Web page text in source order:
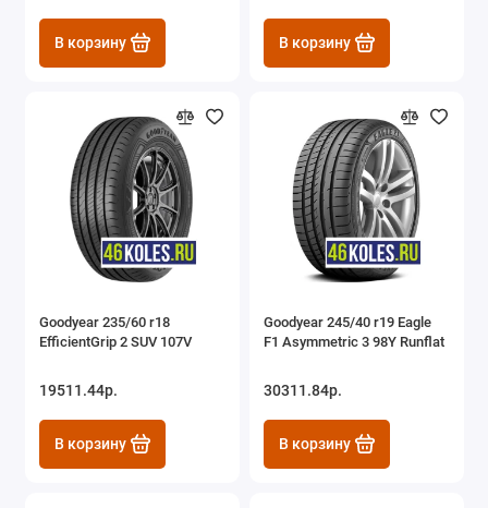
В корзину В корзину
Goodyear 235/60 r18
EfficientGrip 2 SUV 107V
19511.44р.
В корзину
Goodyear 245/40 r19 Eagle
F1 Asymmetric 3 98Y Runflat
30311.84р.
В корзину